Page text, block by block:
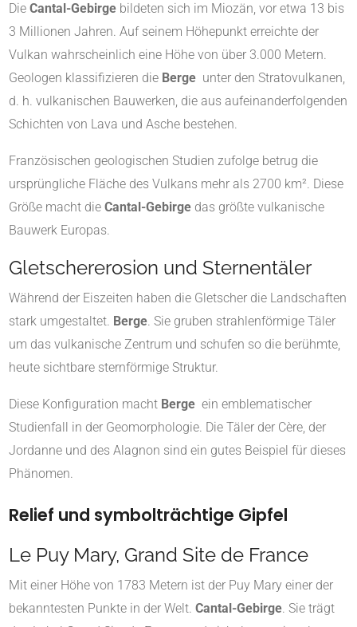
Die Cantal-Gebirge bildeten sich im Miozän, vor etwa 13 bis
3 Millionen Jahren. Auf seinem Höhepunkt erreichte der
Vulkan wahrscheinlich eine Höhe von über 3.000 Metern.
Geologen klassifizieren die Berge unter den Stratovulkanen,
d. h. vulkanischen Bauwerken, die aus aufeinanderfolgenden
Schichten von Lava und Asche bestehen.
Französischen geologischen Studien zufolge betrug die
ursprüngliche Fläche des Vulkans mehr als 2700 km². Diese
Größe macht die Cantal-Gebirge das größte vulkanische
Bauwerk Europas.
Gletschererosion und Sternentäler
Während der Eiszeiten haben die Gletscher die Landschaften
stark umgestaltet. Berge. Sie gruben strahlenförmige Täler
um das vulkanische Zentrum und schufen so die berühmte,
heute sichtbare sternförmige Struktur.
Diese Konfiguration macht Berge ein emblematischer
Studienfall in der Geomorphologie. Die Täler der Cère, der
Jordanne und des Alagnon sind ein gutes Beispiel für dieses
Phänomen.
Relief und symbolträchtige Gipfel
Le Puy Mary, Grand Site de France
Mit einer Höhe von 1783 Metern ist der Puy Mary einer der
bekanntesten Punkte in der Welt. Cantal-Gebirge. Sie trägt